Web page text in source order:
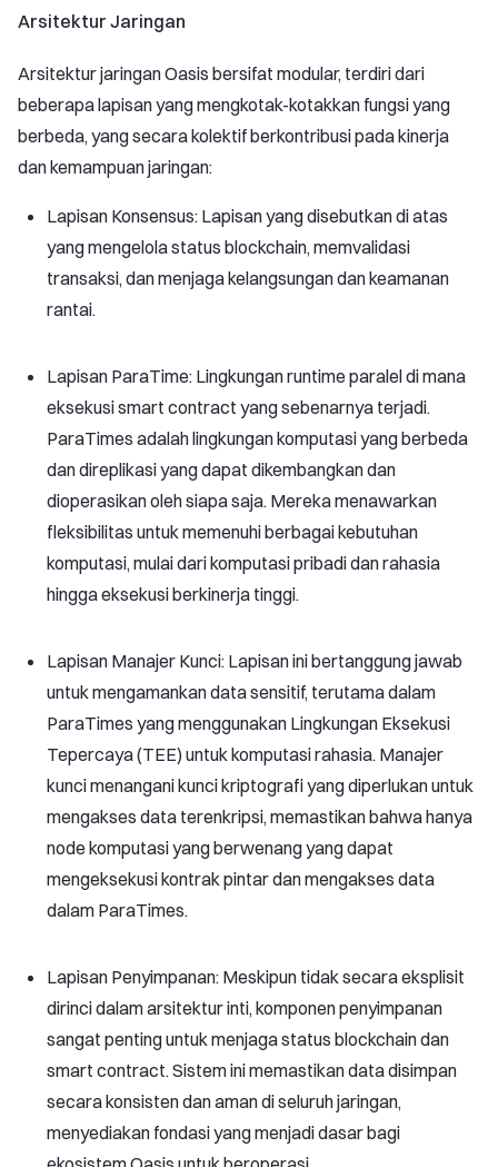
Arsitektur Jaringan
Arsitektur jaringan Oasis bersifat modular, terdiri dari
beberapa lapisan yang mengkotak-kotakkan fungsi yang
berbeda, yang secara kolektif berkontribusi pada kinerja
dan kemampuan jaringan:
Lapisan Konsensus: Lapisan yang disebutkan di atas
yang mengelola status blockchain, memvalidasi
transaksi, dan menjaga kelangsungan dan keamanan
rantai.
Lapisan ParaTime: Lingkungan runtime paralel di mana
eksekusi smart contract yang sebenarnya terjadi.
ParaTimes adalah lingkungan komputasi yang berbeda
dan direplikasi yang dapat dikembangkan dan
dioperasikan oleh siapa saja. Mereka menawarkan
fleksibilitas untuk memenuhi berbagai kebutuhan
komputasi, mulai dari komputasi pribadi dan rahasia
hingga eksekusi berkinerja tinggi.
Lapisan Manajer Kunci: Lapisan ini bertanggung jawab
untuk mengamankan data sensitif, terutama dalam
ParaTimes yang menggunakan Lingkungan Eksekusi
Tepercaya (TEE) untuk komputasi rahasia. Manajer
kunci menangani kunci kriptografi yang diperlukan untuk
mengakses data terenkripsi, memastikan bahwa hanya
node komputasi yang berwenang yang dapat
mengeksekusi kontrak pintar dan mengakses data
dalam ParaTimes.
Lapisan Penyimpanan: Meskipun tidak secara eksplisit
dirinci dalam arsitektur inti, komponen penyimpanan
sangat penting untuk menjaga status blockchain dan
smart contract. Sistem ini memastikan data disimpan
secara konsisten dan aman di seluruh jaringan,
menyediakan fondasi yang menjadi dasar bagi